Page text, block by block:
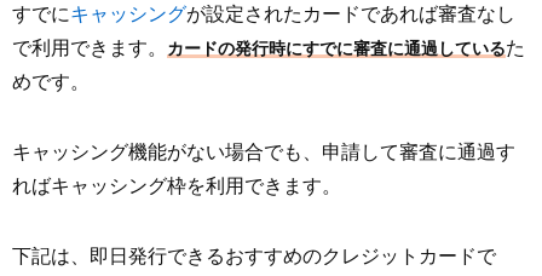
すでにキャッシングが設定されたカードであれば審査なし
で利用できます。
カードの発行時にすでに審査に通過しているた
めです。
キャッシング機能がない場合でも、申請して審査に通過す
ればキャッシング枠を利用できます。
下記は、即日発行できるおすすめのクレジットカードで